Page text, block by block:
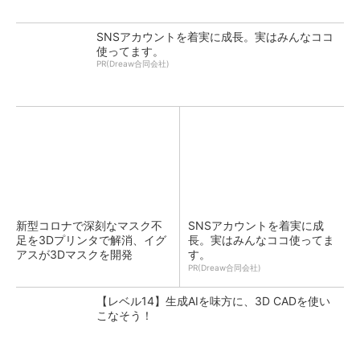
SNSアカウントを着実に成長。実はみんなココ
使ってます。
PR(Dreaw合同会社)
新型コロナで深刻なマスク不
足を3Dプリンタで解消、イグ
アスが3Dマスクを開発
SNSアカウントを着実に成
長。実はみんなココ使ってま
す。
PR(Dreaw合同会社)
【レベル14】生成AIを味方に、3D CADを使い
こなそう！